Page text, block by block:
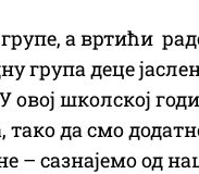
а вртићи
група деце
овој школској
да смо
– сазнајемо од